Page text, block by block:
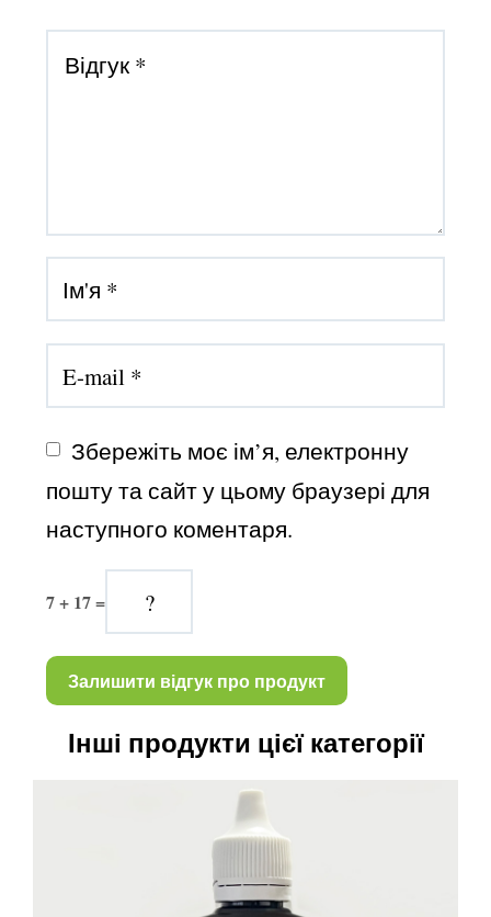
Збережіть моє ім’я, електронну
пошту та сайт у цьому браузері для
наступного коментаря.
7 + 17 =
Інші продукти цієї категорії